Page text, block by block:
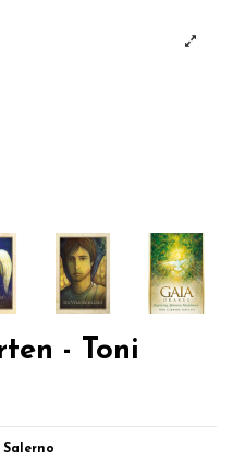
- Toni